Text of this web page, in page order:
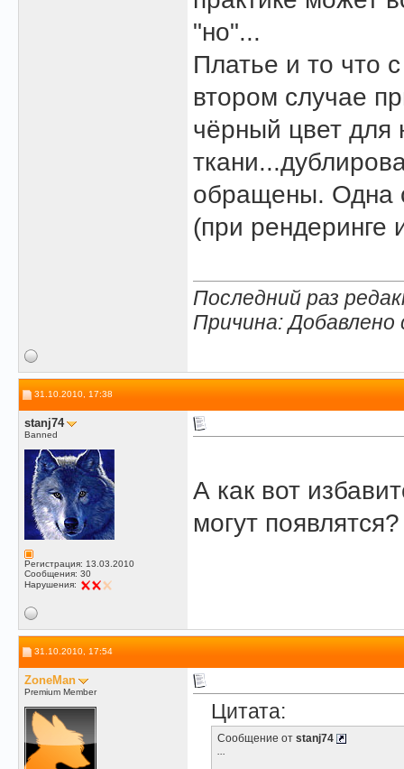
"но"...
Платье и то что
втором случае
чёрный цвет для
обращены. Одна
(при рендеринге
Последний раз
Причина:
31.10.2010, 17:38
stanj74
Banned
Регистрация: 13.03.2010
Сообщения: 30
Нарушения:
А как вот
могут появлятся?
31.10.2010, 17:54
ZoneMan
Premium Member
Цитата:
Сообщение от stanj74
...